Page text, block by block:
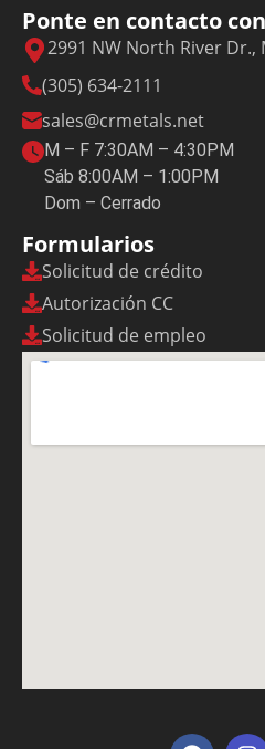
Ponte en contacto con
2991 NW North River Dr.,
(305) 634-2111
sales@crmetals.net
M – F 7:30AM – 4:30PM
Sáb 8:00AM – 1:00PM
Dom – Cerrado
Formularios
Solicitud de crédito
Autorización CC
Solicitud de empleo